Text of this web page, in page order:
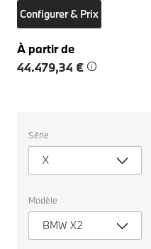
Configurer & Prix
À partir de
44.479,34 €
sélectionner
un
véhicule.
Série
X
Modèle
BMW X2